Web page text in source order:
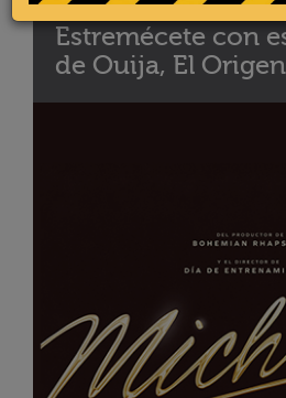
Estremécete con
de Ouija, El